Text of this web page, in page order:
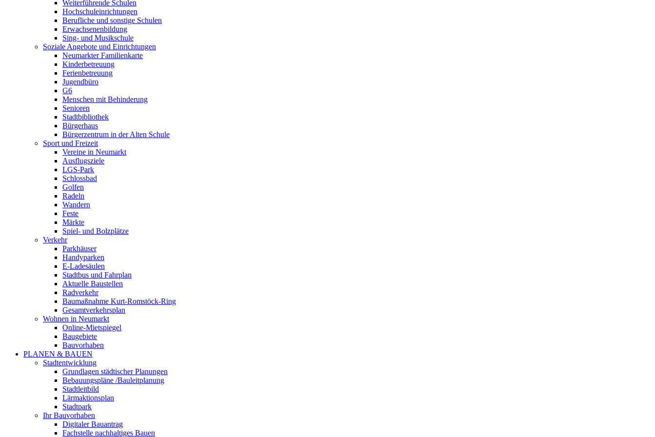
Weiterführende Schulen
Hochschuleinrichtungen
Berufliche und sonstige Schulen
Erwachsenenbildung
Sing- und Musikschule
Soziale Angebote und Einrichtungen
Neumarkter Familienkarte
Kinderbetreuung
Ferienbetreuung
Jugendbüro
G6
Menschen mit Behinderung
Senioren
Stadtbibliothek
Bürgerhaus
Bürgerzentrum in der Alten Schule
Sport und Freizeit
Vereine in Neumarkt
Ausflugsziele
LGS-Park
Schlossbad
Golfen
Radeln
Wandern
Feste
Märkte
Spiel- und Bolzplätze
Verkehr
Parkhäuser
Handyparken
E-Ladesäulen
Stadtbus und Fahrplan
Aktuelle Baustellen
Radverkehr
Baumaßnahme Kurt-Romstöck-Ring
Gesamtverkehrsplan
Wohnen in Neumarkt
Online-Mietspiegel
Baugebiete
Bauvorhaben
PLANEN & BAUEN
Stadtentwicklung
Grundlagen städtischer Planungen
Bebauungspläne /Bauleitplanung
Stadtleitbild
Lärmaktionsplan
Stadtpark
Ihr Bauvorhaben
Digitaler Bauantrag
Fachstelle nachhaltiges Bauen